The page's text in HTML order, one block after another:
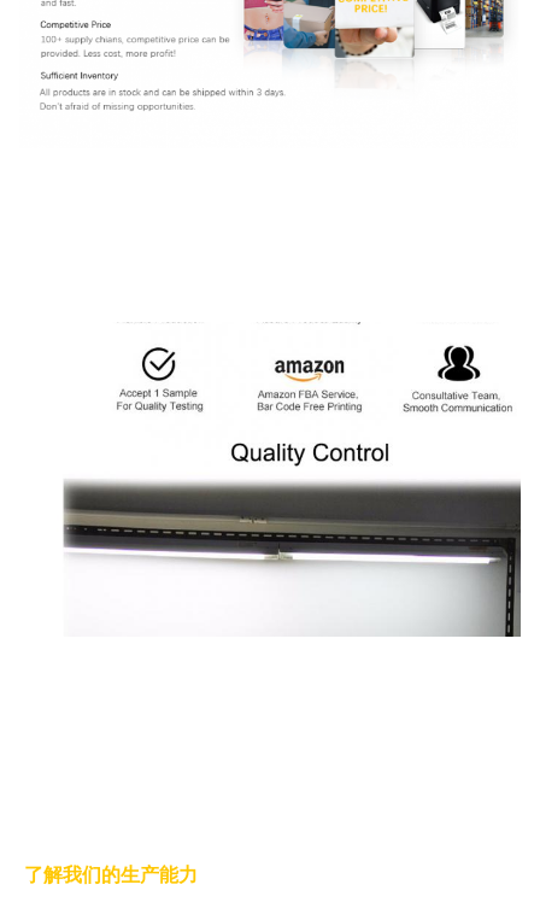
了解我们的生产能力